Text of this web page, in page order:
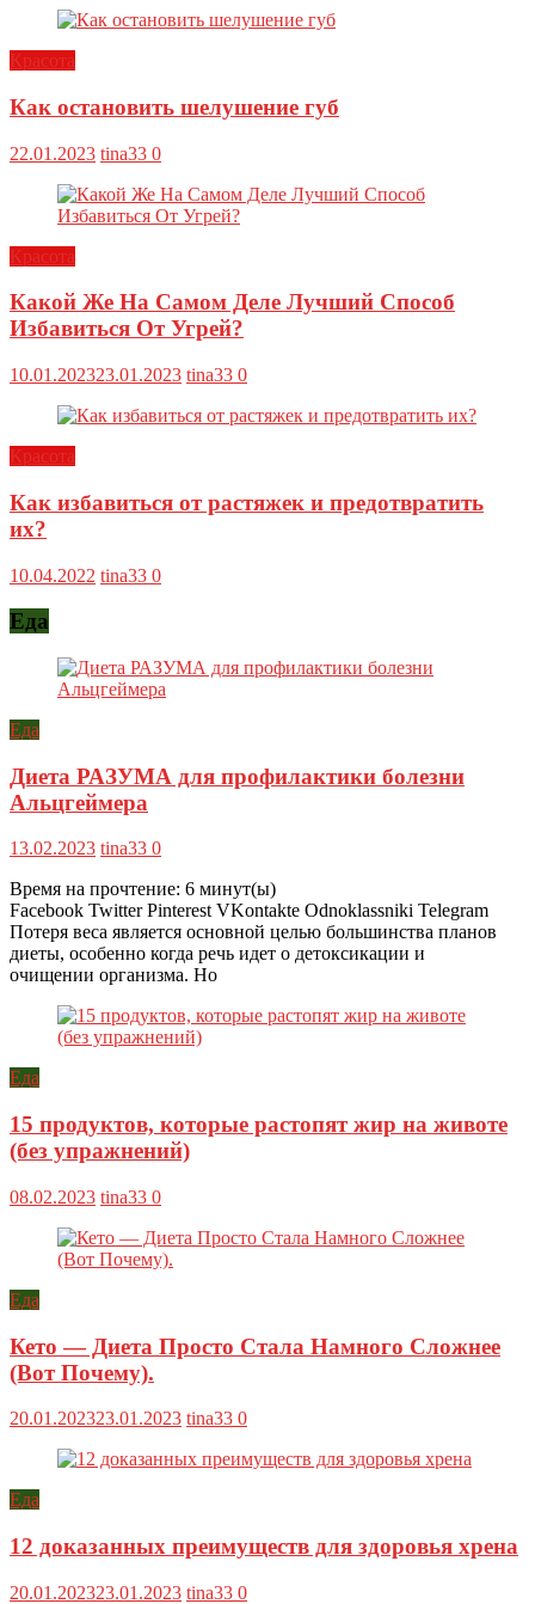
Красота
Как остановить шелушение губ
22.01.2023 tina33 0
Красота
Какой Же На Самом Деле Лучший Способ
Избавиться От Угрей?
10.01.202323.01.2023 tina33 0
Красота
Как избавиться от растяжек и предотвратить
их?
10.04.2022 tina33 0
Еда
Еда
Диета РАЗУМА для профилактики болезни
Альцгеймера
13.02.2023 tina33 0
Время на прочтение: 6 минут(ы)
Facebook Twitter Pinterest VKontakte Odnoklassniki Telegram
Потеря веса является основной целью большинства планов
диеты, особенно когда речь идет о детоксикации и
очищении организма. Но
Еда
15 продуктов, которые растопят жир на животе
(без упражнений)
08.02.2023 tina33 0
Еда
Кето — Диета Просто Стала Намного Сложнее
(Вот Почему).
20.01.202323.01.2023 tina33 0
Еда
12 доказанных преимуществ для здоровья хрена
20.01.202323.01.2023 tina33 0